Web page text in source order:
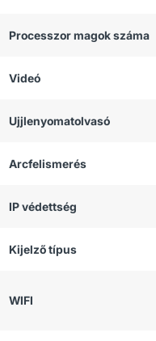
Processzor magok száma
Videó
Ujjlenyomatolvasó
Arcfelismerés
IP védettség
Kijelző típus
WIFI